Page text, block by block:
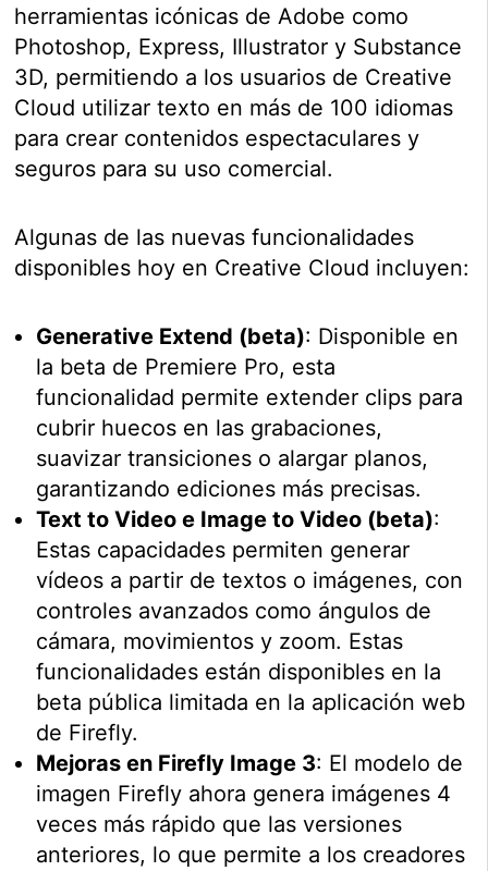
herramientas icónicas de Adobe como
Photoshop, Express, Illustrator y Substance
3D, permitiendo a los usuarios de Creative
Cloud utilizar texto en más de 100 idiomas
para crear contenidos espectaculares y
seguros para su uso comercial.
Algunas de las nuevas funcionalidades
disponibles hoy en Creative Cloud incluyen:
Generative Extend (beta): Disponible en
la beta de Premiere Pro, esta
funcionalidad permite extender clips para
cubrir huecos en las grabaciones,
suavizar transiciones o alargar planos,
garantizando ediciones más precisas.
Text to Video e Image to Video (beta):
Estas capacidades permiten generar
vídeos a partir de textos o imágenes, con
controles avanzados como ángulos de
cámara, movimientos y zoom. Estas
funcionalidades están disponibles en la
beta pública limitada en la aplicación web
de Firefly.
Mejoras en Firefly Image 3: El modelo de
imagen Firefly ahora genera imágenes 4
veces más rápido que las versiones
anteriores, lo que permite a los creadores